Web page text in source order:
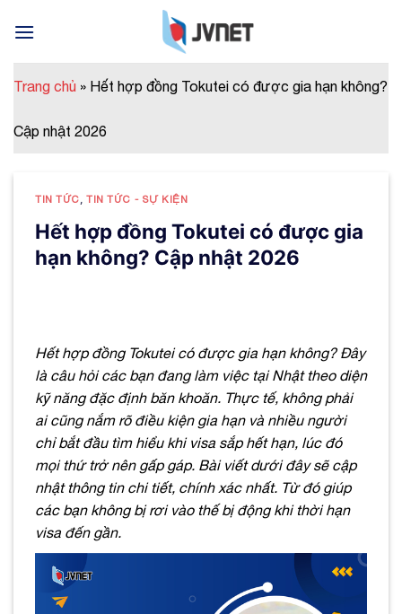
Trang chủ » Hết hợp đồng Tokutei có được gia hạn không?
Cập nhật 2026
TIN TỨC ,TIN TỨC - SỰ KIỆN
Hết hợp đồng Tokutei có được gia
hạn không? Cập nhật 2026
Hết hợp đồng Tokutei có được gia hạn không? Đây
là câu hỏi các bạn đang làm việc tại Nhật theo diện
kỹ năng đặc định băn khoăn. Thực tế, không phải
ai cũng nắm rõ điều kiện gia hạn và nhiều người
chỉ bắt đầu tìm hiểu khi visa sắp hết hạn, lúc đó
mọi thứ trở nên gấp gáp. Bài viết dưới đây sẽ cập
nhật thông tin chi tiết, chính xác nhất. Từ đó giúp
các bạn không bị rơi vào thế bị động khi thời hạn
visa đến gần.